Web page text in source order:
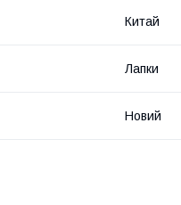
Китай
Лапки
Новий